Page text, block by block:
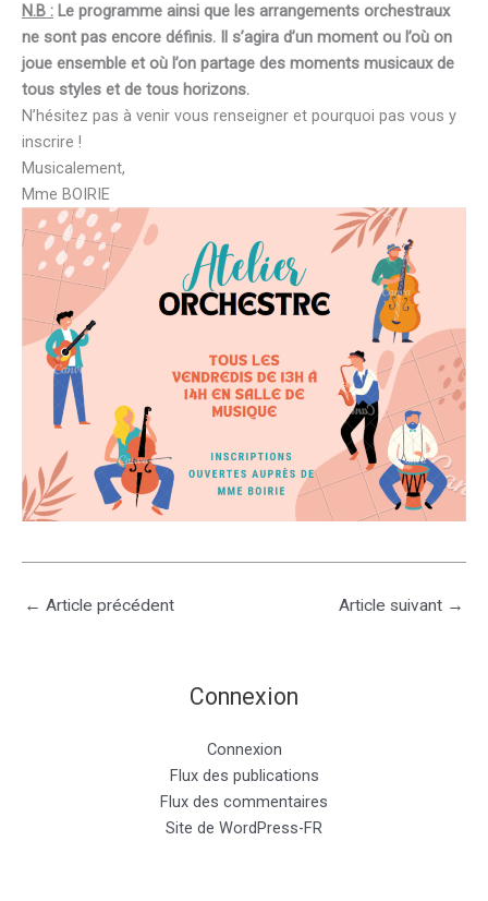
N.B : Le programme ainsi que les arrangements orchestraux
ne sont pas encore définis. Il s’agira d’un moment ou l’où on
joue ensemble et où l’on partage des moments musicaux de
tous styles et de tous horizons.
N’hésitez pas à venir vous renseigner et pourquoi pas vous y
inscrire !
Musicalement,
Mme BOIRIE
← Article précédent Article suivant →
Connexion
Connexion
Flux des publications
Flux des commentaires
Site de WordPress-FR